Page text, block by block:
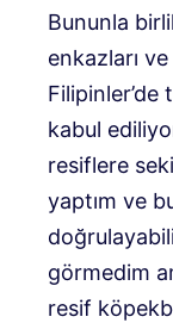
Bununla
enkazları
Filipinler’de
kabul
resiflere
yaptım ve
görmedim
resif